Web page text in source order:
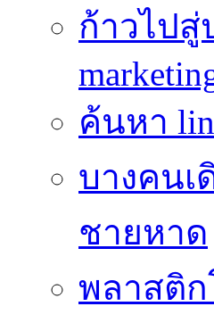
ก้าวไปสู่
ค้นหา
บางคนเ
ชายหาด
พลาสติก